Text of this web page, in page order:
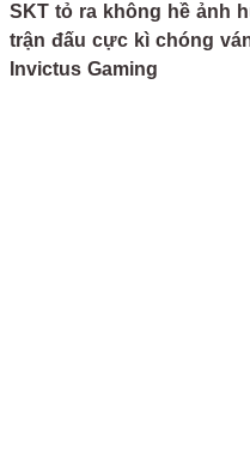
SKT tỏ ra không hề ảnh
trận đấu cực kì chóng
Invictus Gaming